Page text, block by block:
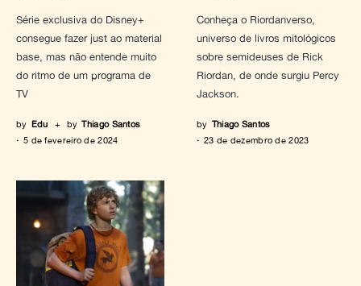
Série exclusiva do Disney+
consegue fazer just ao material
base, mas não entende muito
do ritmo de um programa de
TV
by Edu + by Thiago Santos
5 de fevereiro de 2024
Conheça o Riordanverso,
universo de livros mitológicos
sobre semideuses de Rick
Riordan, de onde surgiu Percy
Jackson.
by Thiago Santos
23 de dezembro de 2023